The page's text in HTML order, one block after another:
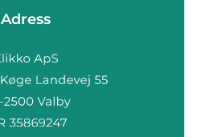
Adress